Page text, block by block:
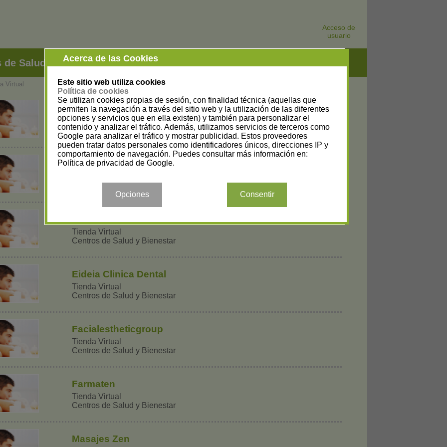
Acceso de
usuario
de Salud y Bienestar — Tiendas Virtuales
Acerca de las Cookies
Este sitio web utiliza cookies
Política de cookies
Se utilizan cookies propias de sesión, con finalidad técnica (aquellas que
permiten la navegación a través del sitio web y la utilización de las diferentes
opciones y servicios que en ella existen) y también para personalizar el
contenido y analizar el tráfico. Además, utilizamos servicios de terceros como
Google para analizar el tráfico y mostrar publicidad. Estos proveedores
pueden tratar datos personales como identificadores únicos, direcciones IP y
comportamiento de navegación. Puedes consultar más información en:
Política de privacidad de Google.
Opciones Consentir
Virtual
Aloenatur
Tienda Virtual
Centros de Salud y Bienestar
Bichectomia
Tienda Virtual
Centros de Salud y Bienestar
Eideia Clinica Dental
Tienda Virtual
Centros de Salud y Bienestar
Facialestheticgroup
Tienda Virtual
Centros de Salud y Bienestar
Farmaten
Tienda Virtual
Centros de Salud y Bienestar
Masajes Zen